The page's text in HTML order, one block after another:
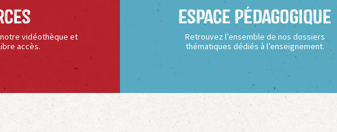
vidéothèque et
accès.
Espace Pédagogique
Retrouvez l’ensemble de nos dossiers
thématiques dédiés à l’enseignement.